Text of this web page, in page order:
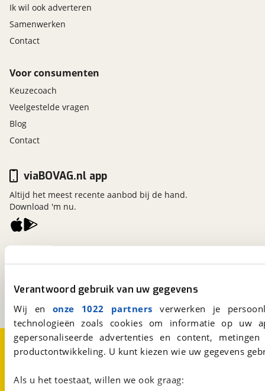
Verantwoord gebruik van uw gegevens
Wij en onze 1022 partners verwerken je
technologieën zoals cookies om informatie op
gepersonaliseerde advertenties en content,
productontwikkeling. U kunt kiezen wie uw gegevens
Als u het toestaat, willen we ook graag:
Ik wil ook adverteren
Samenwerken
Contact
Voor consumenten
Keuzecoach
Veelgestelde vragen
Blog
Contact
Een initiatief van
viaBOVAG.nl app
Altijd het meest recente aanbod bij de hand.
Download 'm nu.
Over viaBOVAG.nlDisclaimer- en Privacyverklaring
CookievoorkeurenVacatures